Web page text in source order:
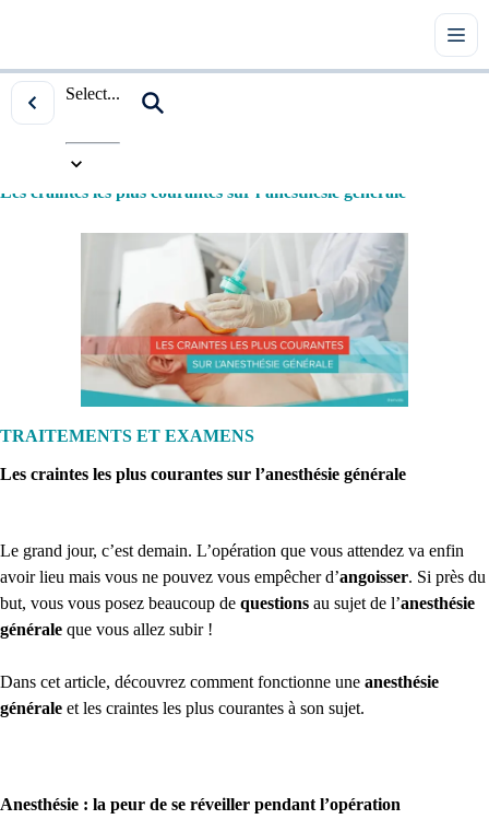
Select...
Accueil
Les craintes les plus courantes sur l’anesthésie générale
TRAITEMENTS ET EXAMENS
Les craintes les plus courantes sur l’anesthésie générale
Le grand jour, c’est demain. L’opération que vous attendez va enfin
avoir lieu mais vous ne pouvez vous empêcher d’angoisser. Si près du
but, vous vous posez beaucoup de questions au sujet de l’anesthésie
générale que vous allez subir !
Dans cet article, découvrez comment fonctionne une anesthésie
générale et les craintes les plus courantes à son sujet.
Anesthésie : la peur de se réveiller pendant l’opération